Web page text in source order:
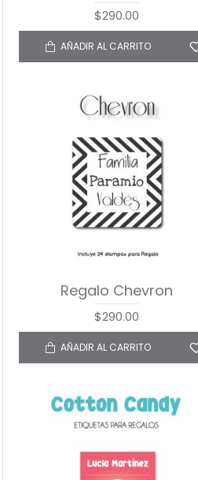
$290.00
AÑADIR AL CARRITO
Regalo Chevron
$290.00
AÑADIR AL CARRITO